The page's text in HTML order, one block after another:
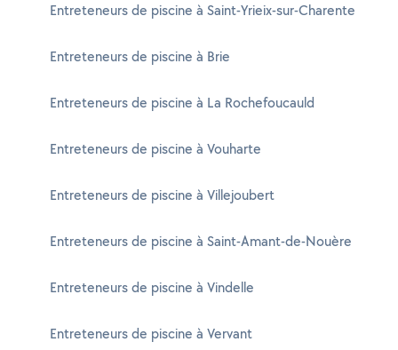
Entreteneurs de piscine à Saint-Yrieix-sur-Charente
Entreteneurs de piscine à Brie
Entreteneurs de piscine à La Rochefoucauld
Entreteneurs de piscine à Vouharte
Entreteneurs de piscine à Villejoubert
Entreteneurs de piscine à Saint-Amant-de-Nouère
Entreteneurs de piscine à Vindelle
Entreteneurs de piscine à Vervant